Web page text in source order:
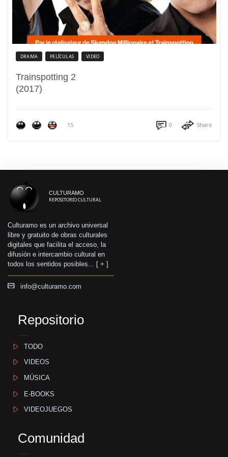
DRAMA PELÍCULAS VIDEO
Trainspotting 2
(2017)
15 0 Share
CULTURAMO
REPOSITORIO CULTURAL
Culturamo es un archivo universal
libre y gratuito de obras culturales
digitales que facilita el acceso, la
difusión e intercambio cultural en
todos los sentidos posibles... [ + ]
info@culturamo.com
Repositorio
TODO
VIDEOS
MÚSICA
E-BOOKS
VIDEOJUEGOS
Comunidad